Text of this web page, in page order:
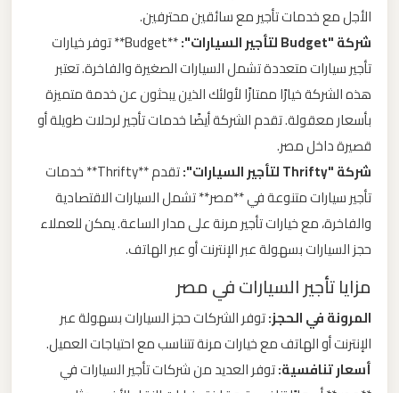
الأجل مع خدمات تأجير مع سائقين محترفين.
شركة "Budget لتأجير السيارات":
**Budget** توفر خيارات
تأجير سيارات متعددة تشمل السيارات الصغيرة والفاخرة. تعتبر
هذه الشركة خيارًا ممتازًا لأولئك الذين يبحثون عن خدمة متميزة
بأسعار معقولة. تقدم الشركة أيضًا خدمات تأجير لرحلات طويلة أو
قصيرة داخل مصر.
شركة "Thrifty لتأجير السيارات":
تقدم **Thrifty** خدمات
تأجير سيارات متنوعة في **مصر** تشمل السيارات الاقتصادية
والفاخرة، مع خيارات تأجير مرنة على مدار الساعة. يمكن للعملاء
حجز السيارات بسهولة عبر الإنترنت أو عبر الهاتف.
مزايا تأجير السيارات في مصر
المرونة في الحجز:توفر الشركات حجز السيارات بسهولة عبر
الإنترنت أو الهاتف مع خيارات مرنة تتناسب مع احتياجات العميل.
أسعار تنافسية:توفر العديد من شركات تأجير السيارات في
مطار
العرب
ليموزين
مطار
القاهرة
ليموزين
القاهرة
للاسكندرية